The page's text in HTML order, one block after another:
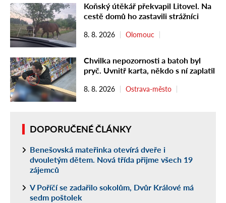
Koňský útěkář překvapil Litovel. Na
cestě domů ho zastavili strážníci
8. 8. 2026 Olomouc
Chvilka nepozornosti a batoh byl
pryč. Uvnitř karta, někdo s ní zaplatil
8. 8. 2026 Ostrava-město
DOPORUČENÉ ČLÁNKY
Benešovská mateřinka otevírá dveře i
dvouletým dětem. Nová třída přijme všech 19
zájemců
V Poříčí se zadařilo sokolům, Dvůr Králové má
sedm poštolek